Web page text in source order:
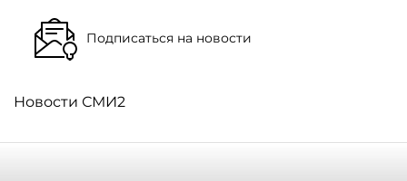
Подписаться на новости
Новости СМИ2